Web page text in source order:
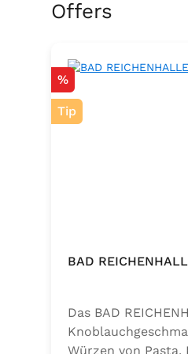
Skip product gallery
Offers
Discount
%
Tip
BAD
Das BAD
Würzen von Pasta,